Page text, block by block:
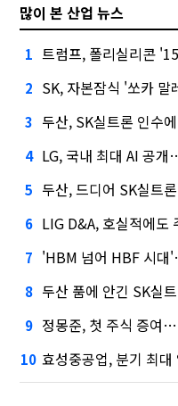
많이 본 산업 뉴스
1 트럼프, 폴리실리콘 '15%
2 SK, 자본잠식 '쏘카 말
3 두산, SK실트론 인수
4 LG, 국내 최대 AI 공
5 두산, 드디어 SK실트론
6 LIG D&A, 호실적에도
7 'HBM 넘어 HBF 시대'…SK
8 두산 품에 안긴 SK실트
9 정몽준, 첫 주식 증여
10 효성중공업, 분기 최